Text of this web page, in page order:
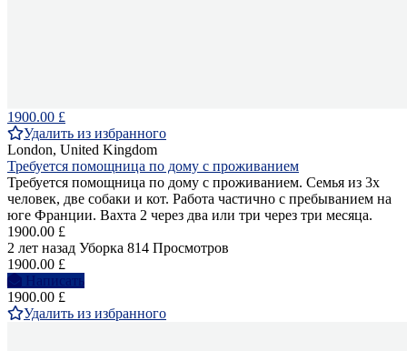
1900.00 £
Удалить из избранного
London, United Kingdom
Требуется помощница по дому с проживанием
Требуется помощница по дому с проживанием. Семья из 3х
человек, две собаки и кот. Работа частично с пребыванием на
юге Франции. Вахта 2 через два или три через три месяца.
1900.00 £
2 лет назад Уборка 814 Просмотров
1900.00 £
Написать
1900.00 £
Удалить из избранного